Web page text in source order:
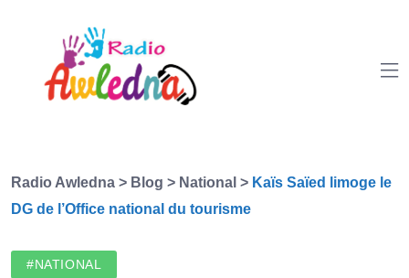
Radio Awledna > Blog > National > Kaïs Saïed limoge le
DG de l’Office national du tourisme
#NATIONAL